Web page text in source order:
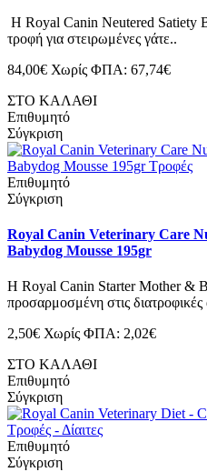
Η Royal Canin Neutered Satiety
τροφή για στειρωμένες γάτε..
84,00€ Χωρίς ΦΠΑ: 67,74€
ΣΤΟ ΚΑΛΑΘΙ
Επιθυμητό
Σύγκριση
Επιθυμητό
Σύγκριση
Royal Canin Veterinary Care
Babydog Mousse 195gr
Η Royal Canin Starter Mother &
προσαρμοσμένη στις διατροφικές
2,50€ Χωρίς ΦΠΑ: 2,02€
ΣΤΟ ΚΑΛΑΘΙ
Επιθυμητό
Σύγκριση
Επιθυμητό
Σύγκριση